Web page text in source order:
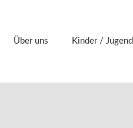
Über uns Kinder / Jugend